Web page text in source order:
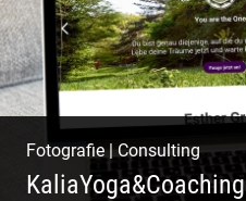
Fotografie | Consulting
KaliaYoga&Coaching